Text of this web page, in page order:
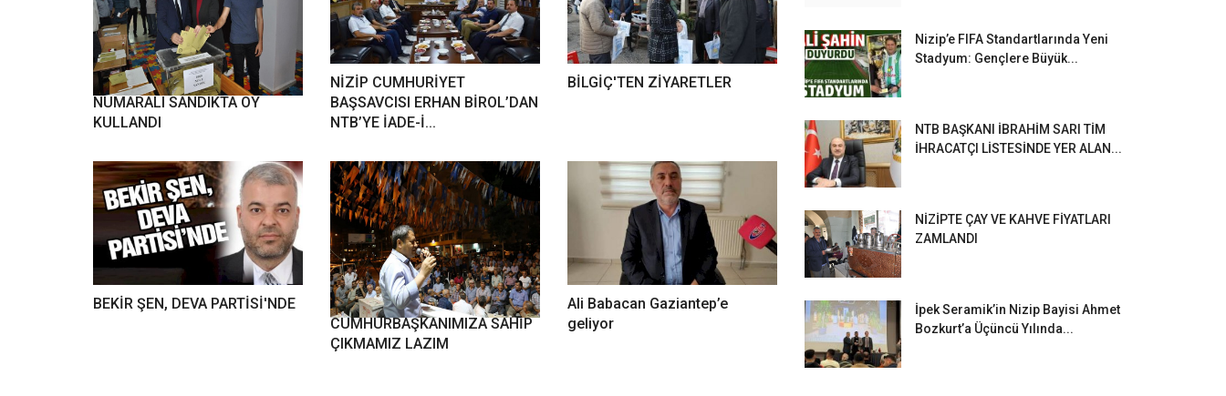
ŞAHİN VE AİLESİ 1080
NUMARALI SANDIKTA OY
KULLANDI
NİZİP CUMHURİYET
BAŞSAVCISI ERHAN BİROL’DAN
NTB’YE İADE-İ...
BİLGİÇ'TEN ZİYARETLER
BEKİR ŞEN, DEVA PARTİSİ'NDE
AKDOĞAN
CUMHURBAŞKANIMIZA SAHİP
ÇIKMAMIZ LAZIM
Ali Babacan Gaziantep’e
geliyor
Nizip’e FIFA Standartlarında Yeni
Stadyum: Gençlere Büyük...
NTB BAŞKANI İBRAHİM SARI TİM
İHRACATÇI LİSTESİNDE YER ALAN...
NİZİPTE ÇAY VE KAHVE FİYATLARI
ZAMLANDI
İpek Seramik’in Nizip Bayisi Ahmet
Bozkurt’a Üçüncü Yılında...